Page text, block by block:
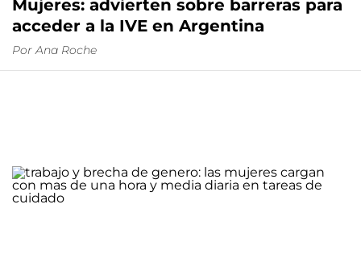
Mujeres: advierten sobre barreras para
acceder a la IVE en Argentina
Por Ana Roche